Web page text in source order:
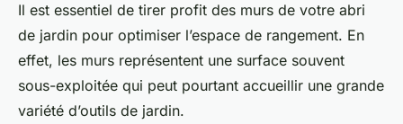
Il est essentiel de tirer profit des murs de votre abri
de jardin pour optimiser l’espace de rangement. En
effet, les murs représentent une surface souvent
sous-exploitée qui peut pourtant accueillir une grande
variété d’outils de jardin.